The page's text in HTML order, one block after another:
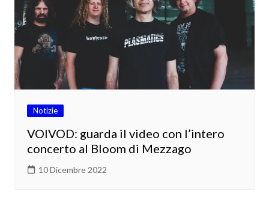
Notizie
VOIVOD: guarda il video con l’intero
concerto al Bloom di Mezzago
10 Dicembre 2022